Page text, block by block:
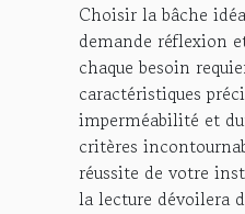
Choisir la bâche
demande réflexion
chaque besoin
caractéristiques
imperméabilité et
critères
réussite de votre
la lecture dévoilera